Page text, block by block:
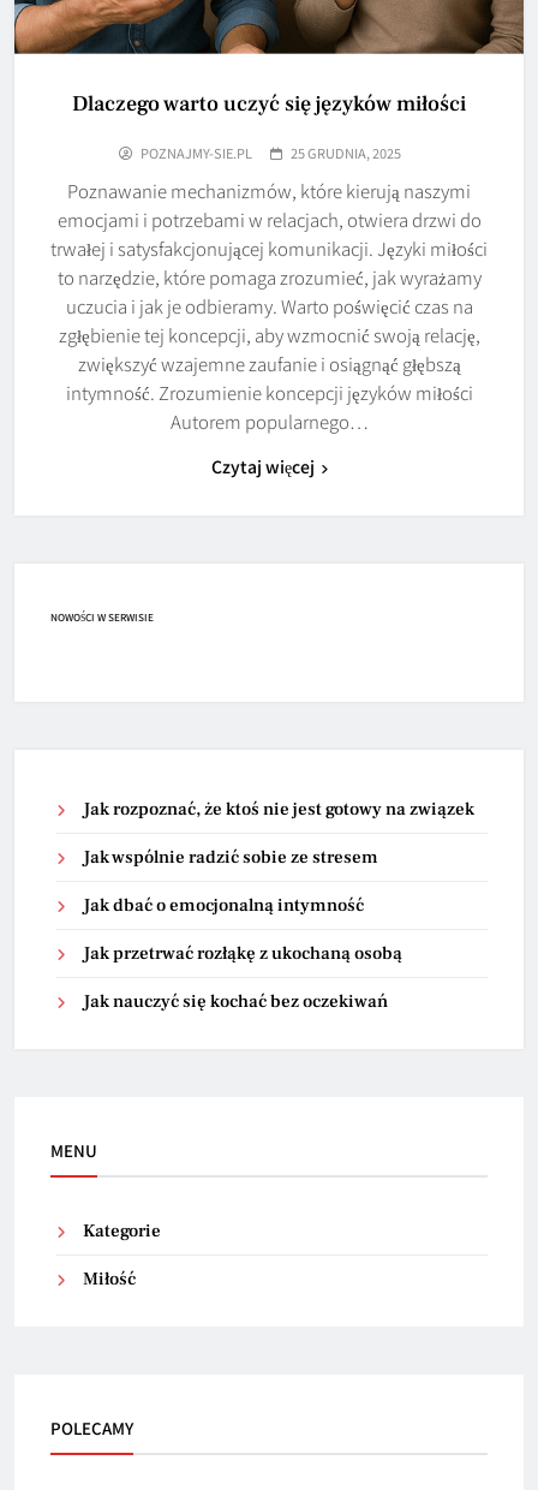
Dlaczego warto uczyć się języków miłości
POZNAJMY-SIE.PL 25 GRUDNIA, 2025
Poznawanie mechanizmów, które kierują naszymi
emocjami i potrzebami w relacjach, otwiera drzwi do
trwałej i satysfakcjonującej komunikacji. Języki miłości
to narzędzie, które pomaga zrozumieć, jak wyrażamy
uczucia i jak je odbieramy. Warto poświęcić czas na
zgłębienie tej koncepcji, aby wzmocnić swoją relację,
zwiększyć wzajemne zaufanie i osiągnąć głębszą
intymność. Zrozumienie koncepcji języków miłości
Autorem popularnego…
Czytaj więcej
NOWOŚCI W SERWISIE
Jak rozpoznać, że ktoś nie jest gotowy na związek
Jak wspólnie radzić sobie ze stresem
Jak dbać o emocjonalną intymność
Jak przetrwać rozłąkę z ukochaną osobą
Jak nauczyć się kochać bez oczekiwań
MENU
Kategorie
Miłość
POLECAMY